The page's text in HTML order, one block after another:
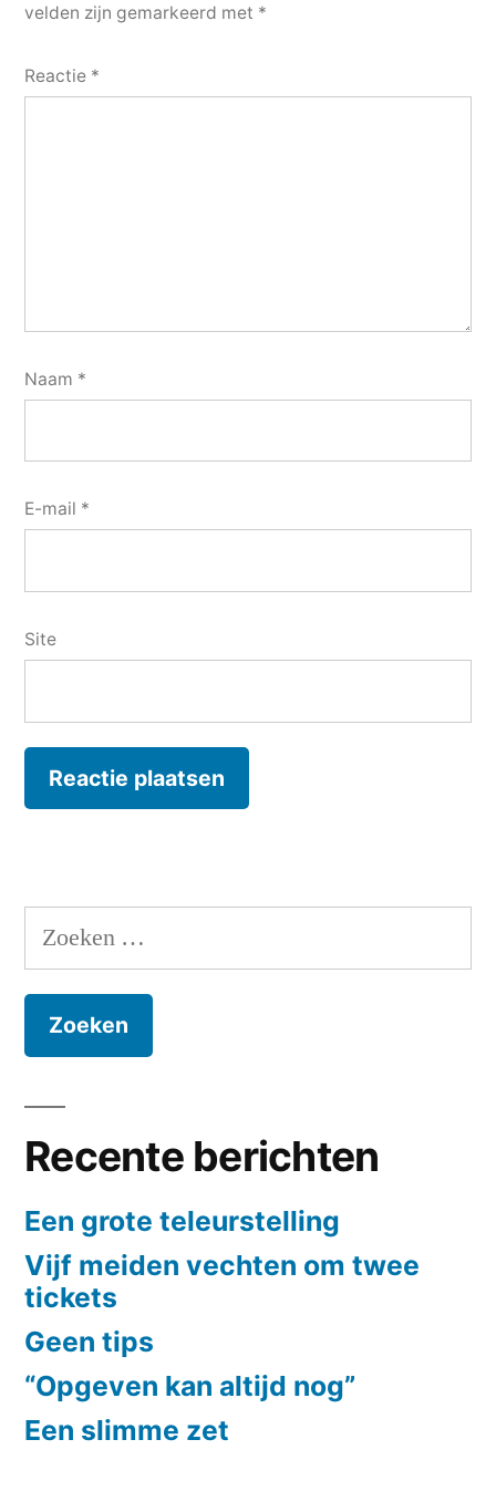
velden zijn gemarkeerd met *
Reactie *
Naam *
E-mail *
Site
Zoeken
naar:
Recente berichten
Een grote teleurstelling
Vijf meiden vechten om twee
tickets
Geen tips
“Opgeven kan altijd nog”
Een slimme zet